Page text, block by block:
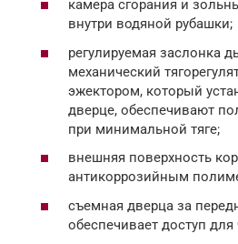
камера сгорания и
внутри водяной рубашки;
регулируемая заслонка
механический
эжектором, который
дверце, обеспечивают
при минимальной тяге;
внешняя поверхность
антикоррозийным
съемная дверца за
обеспечивает доступ для